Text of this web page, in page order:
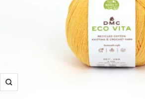
Suurenna